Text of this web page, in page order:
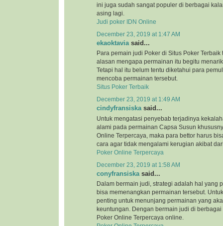
ini juga sudah sangat populer di berbagai
asing lagi.
Judi poker IDN Online
December 23, 2019 at 1:47 AM
ekaoktaviasaid...
Para pemain judi Poker di Situs Poker Terbaik
alasan mengapa permainan itu begitu
Tetapi hal itu belum tentu diketahui para
mencoba permainan tersebut.
Situs Poker Terbaik
December 23, 2019 at 1:49 AM
cindyfransiskasaid...
Untuk mengatasi penyebab terjadinya
alami pada permainan Capsa Susun
Online Terpercaya, maka para bettor harus
cara agar tidak mengalami kerugian akibat
Poker Online Terpercaya
December 23, 2019 at 1:58 AM
conyfransiska said...
Dalam bermain judi, strategi adalah hal yang
bisa memenangkan permainan tersebut.
penting untuk menunjang permainan yang
keuntungan. Dengan bermain judi di berbagai
Poker Online Terpercaya online.